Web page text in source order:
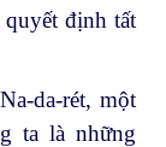
định tất
da-rét, một
ta là những